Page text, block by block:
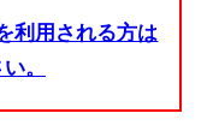
利用される方は
。